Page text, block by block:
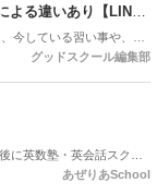
よる違いあり【LINE
今している習い事や、今
トを実施し、結果を公開
グッドスクール編集部
に英数塾・英会話スクー
が塾を選ぶときのポイン
あぜりあSchool